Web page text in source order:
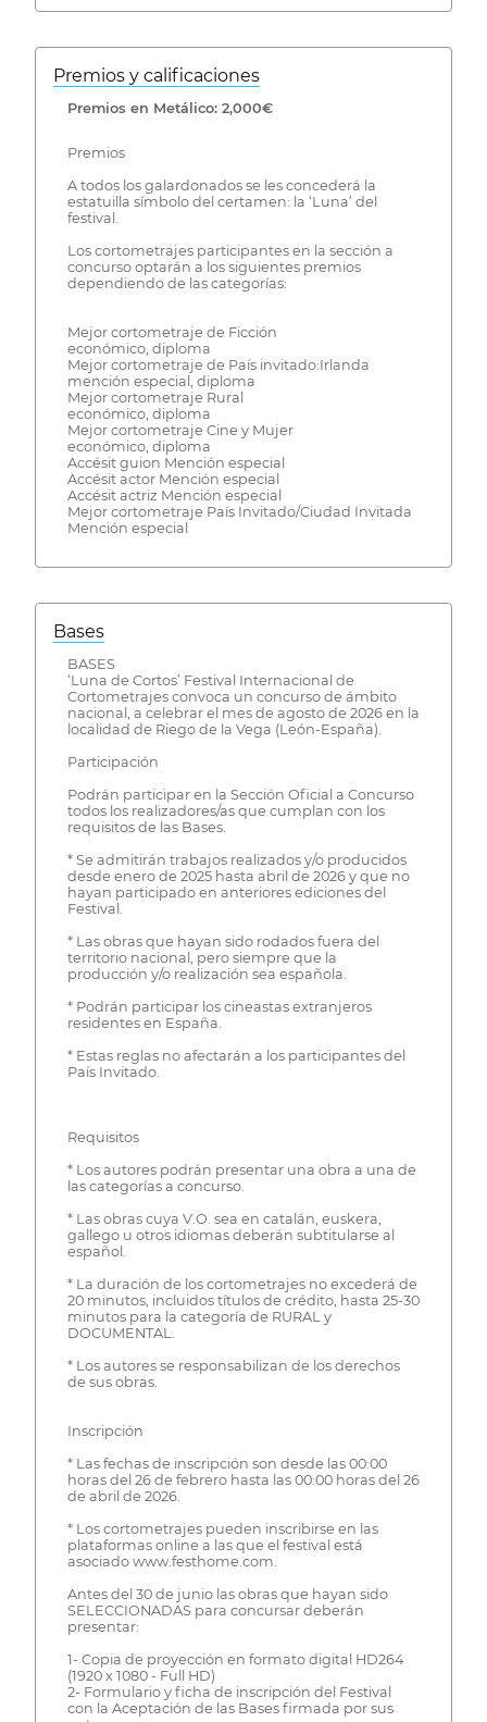
Premios y calificaciones
Premios en Metálico: 2,000€
Premios
A todos los galardonados se les concederá la
estatuilla símbolo del certamen: la ‘Luna’ del
festival.
Los cortometrajes participantes en la sección a
concurso optarán a los siguientes premios
dependiendo de las categorías:
Mejor cortometraje de Ficción
económico, diploma
Mejor cortometraje de País invitado:Irlanda
mención especial, diploma
Mejor cortometraje Rural
económico, diploma
Mejor cortometraje Cine y Mujer
económico, diploma
Accésit guion Mención especial
Accésit actor Mención especial
Accésit actriz Mención especial
Mejor cortometraje País Invitado/Ciudad Invitada
Mención especial
Bases
BASES
‘Luna de Cortos’ Festival Internacional de
Cortometrajes convoca un concurso de ámbito
nacional, a celebrar el mes de agosto de 2026 en la
localidad de Riego de la Vega (León-España).
Participación
Podrán participar en la Sección Oficial a Concurso
todos los realizadores/as que cumplan con los
requisitos de las Bases.
* Se admitirán trabajos realizados y/o producidos
desde enero de 2025 hasta abril de 2026 y que no
hayan participado en anteriores ediciones del
Festival.
* Las obras que hayan sido rodados fuera del
territorio nacional, pero siempre que la
producción y/o realización sea española.
* Podrán participar los cineastas extranjeros
residentes en España.
* Estas reglas no afectarán a los participantes del
País Invitado.
Requisitos
* Los autores podrán presentar una obra a una de
las categorías a concurso.
* Las obras cuya V.O. sea en catalán, euskera,
gallego u otros idiomas deberán subtitularse al
español.
* La duración de los cortometrajes no excederá de
20 minutos, incluidos títulos de crédito, hasta 25-30
minutos para la categoría de RURAL y
DOCUMENTAL.
* Los autores se responsabilizan de los derechos
de sus obras.
Inscripción
* Las fechas de inscripción son desde las 00:00
horas del 26 de febrero hasta las 00:00 horas del 26
de abril de 2026.
* Los cortometrajes pueden inscribirse en las
plataformas online a las que el festival está
asociado www.festhome.com.
Antes del 30 de junio las obras que hayan sido
SELECCIONADAS para concursar deberán
presentar:
1- Copia de proyección en formato digital HD264
(1920 x 1080 - Full HD)
2- Formulario y ficha de inscripción del Festival
con la Aceptación de las Bases firmada por sus